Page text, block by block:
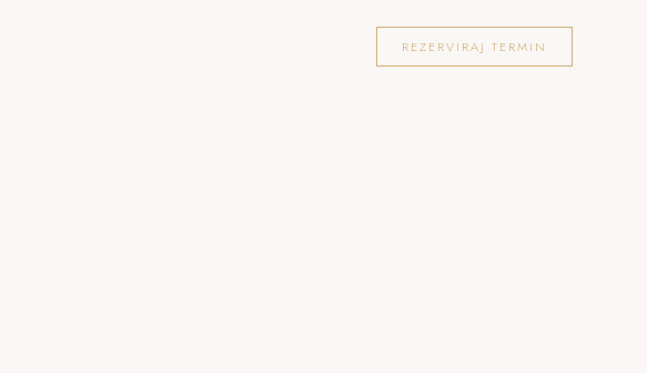
REZERVIRAJ TERMIN